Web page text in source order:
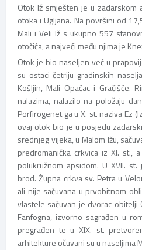
Otok Iž smješten je u zadarskom
otoka i Ugljana. Na površini od
Mali i Veli Iž s ukupno 557
otočića, a najveći među njima je
Otok je bio naseljen već u
su ostaci četriju gradinskih
Košljin, Mali Opaćac i Gračišće.
nalazima, nalazilo na položaju
Porfirogenet ga u X. st. naziva Ez
ovaj otok bio je u posjedu
srednjeg vijeka, u Malom Ižu,
predromanička crkvica iz XI. st.,
polukružnom apsidom. U XVII.
brod. Župna crkva sv. Petra u
ali nije sačuvana u prvobitnom
vlastele sačuvan je dvorac obitelji
Fanfogna, izvorno sagrađen u
pregrađen te u XIX. st.
arhitekture očuvani su u naseljima